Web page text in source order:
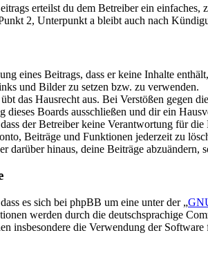
erteilst du dem Betreiber ein
2, Unterpunkt a bleibt auch nach
eines Beitrags, dass er keine Inhalte
und Bilder zu setzen bzw. zu verwenden.
das Hausrecht aus. Bei Verstößen gegen
dieses Boards ausschließen und dir ein
der Betreiber keine Verantwortung für
Beiträge und Funktionen jederzeit zu
darüber hinaus, deine Beiträge
es sich bei phpBB um eine unter der „
werden durch die deutschsprachige
insbesondere die Verwendung der